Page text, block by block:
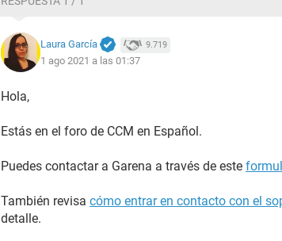
Laura García 9.719
1 ago 2021 a las 01:37
Hola,
Estás en el foro de CCM en Español.
Puedes contactar a Garena a través de este
También revisa cómo entrar en contacto con el
detalle.